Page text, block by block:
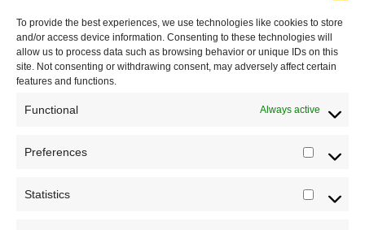
To provide the best experiences, we use technologies like cookies to store
and/or access device information. Consenting to these technologies will
allow us to process data such as browsing behavior or unique IDs on this
site. Not consenting or withdrawing consent, may adversely affect certain
features and functions.
Functional Always active
Preferences
Statistics
Saradnja